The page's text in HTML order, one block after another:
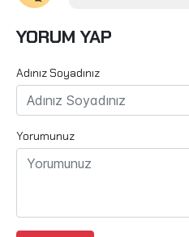
YORUM YAP
Adınız Soyadınız
Yorumunuz